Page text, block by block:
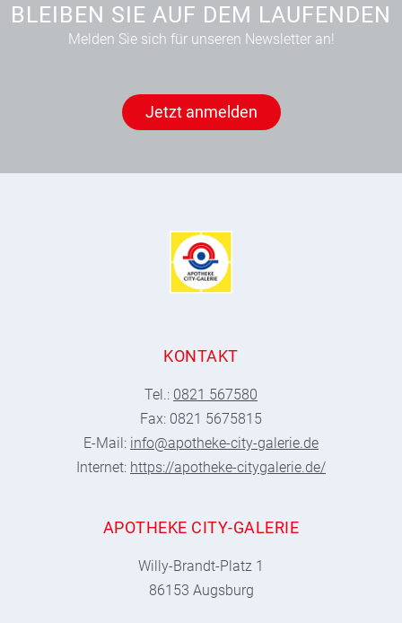
BLEIBEN SIE AUF DEM LAUFENDEN
Melden Sie sich für unseren Newsletter an!
Jetzt anmelden
KONTAKT
Tel.: 0821 567580
Fax: 0821 5675815
E-Mail: info@apotheke-city-galerie.de
Internet: https://apotheke-citygalerie.de/
APOTHEKE CITY-GALERIE
Willy-Brandt-Platz 1
86153 Augsburg